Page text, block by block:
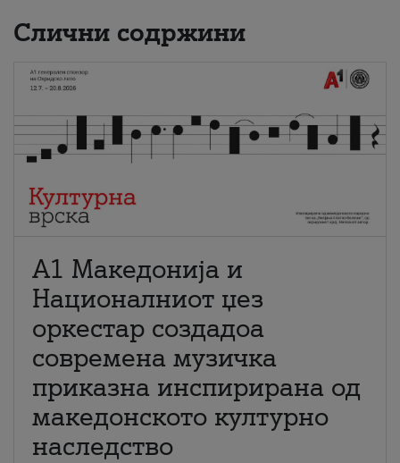
Слични содржини
А1 Македонија и
Националниот џез
оркестар создадоа
современа музичка
приказна инспирирана од
македонското културно
наследство